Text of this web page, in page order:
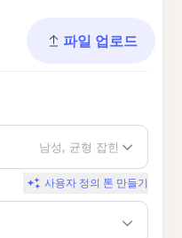
파일 업로드
남성, 균형 잡힌
사용자 정의 톤 만들기